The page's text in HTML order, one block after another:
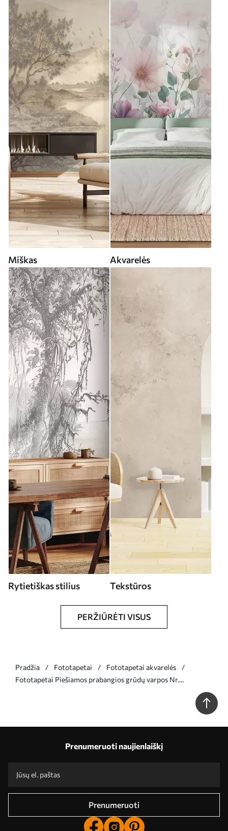
Miškas Akvarelės
Rytietiškas stilius Tekstūros
PERŽIŪRĖTI VISUS
Pradžia Fototapetai
Fototapetai akvarelės
Fototapetai Piešiamos prabangios grūdų varpos Nr.
Prenumeruoti naujienlaiškį
Prenumeruoti